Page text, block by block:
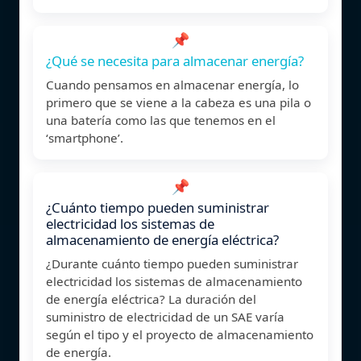
📌
¿Qué se necesita para almacenar energía?
Cuando pensamos en almacenar energía, lo
primero que se viene a la cabeza es una pila o
una batería como las que tenemos en el
‘smartphone’.
📌
¿Cuánto tiempo pueden suministrar
electricidad los sistemas de
almacenamiento de energía eléctrica?
¿Durante cuánto tiempo pueden suministrar
electricidad los sistemas de almacenamiento
de energía eléctrica? La duración del
suministro de electricidad de un SAE varía
según el tipo y el proyecto de almacenamiento
de energía.